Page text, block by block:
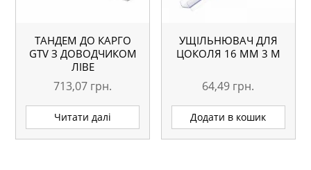
ТАНДЕМ ДО КАРГО
GTV З ДОВОДЧИКОМ
ЛІВЕ
713,07 грн.
Читати далі
УЩІЛЬНЮВАЧ ДЛЯ
ЦОКОЛЯ 16 ММ 3 М
64,49 грн.
Додати в кошик